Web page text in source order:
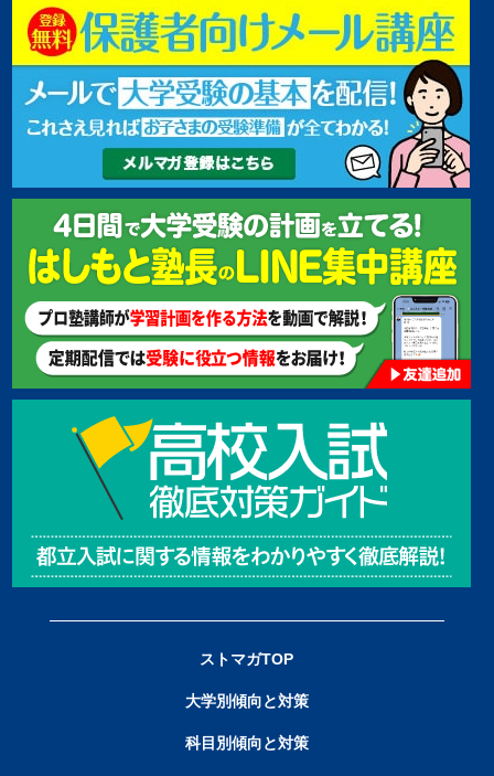
ストマガTOP
大学別傾向と対策
科目別傾向と対策